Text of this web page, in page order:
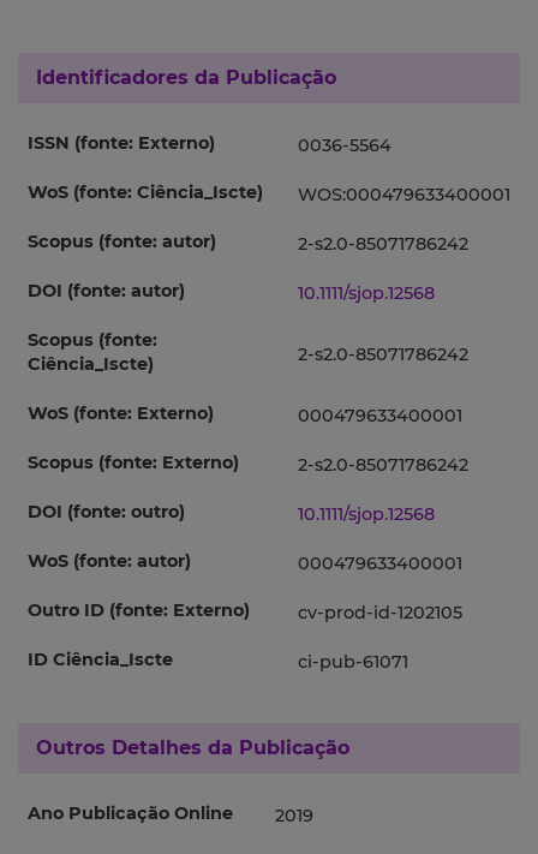
Identificadores da Publicação
ISSN (fonte: Externo) 0036-5564
WoS (fonte: Ciência_Iscte) WOS:000479633400001
Scopus (fonte: autor) 2-s2.0-85071786242
DOI (fonte: autor) 10.1111/sjop.12568
Scopus (fonte:
Ciência_Iscte)
2-s2.0-85071786242
WoS (fonte: Externo) 000479633400001
Scopus (fonte: Externo) 2-s2.0-85071786242
DOI (fonte: outro) 10.1111/sjop.12568
WoS (fonte: autor) 000479633400001
Outro ID (fonte: Externo) cv-prod-id-1202105
ID Ciência_Iscte ci-pub-61071
Outros Detalhes da Publicação
Ano Publicação Online 2019